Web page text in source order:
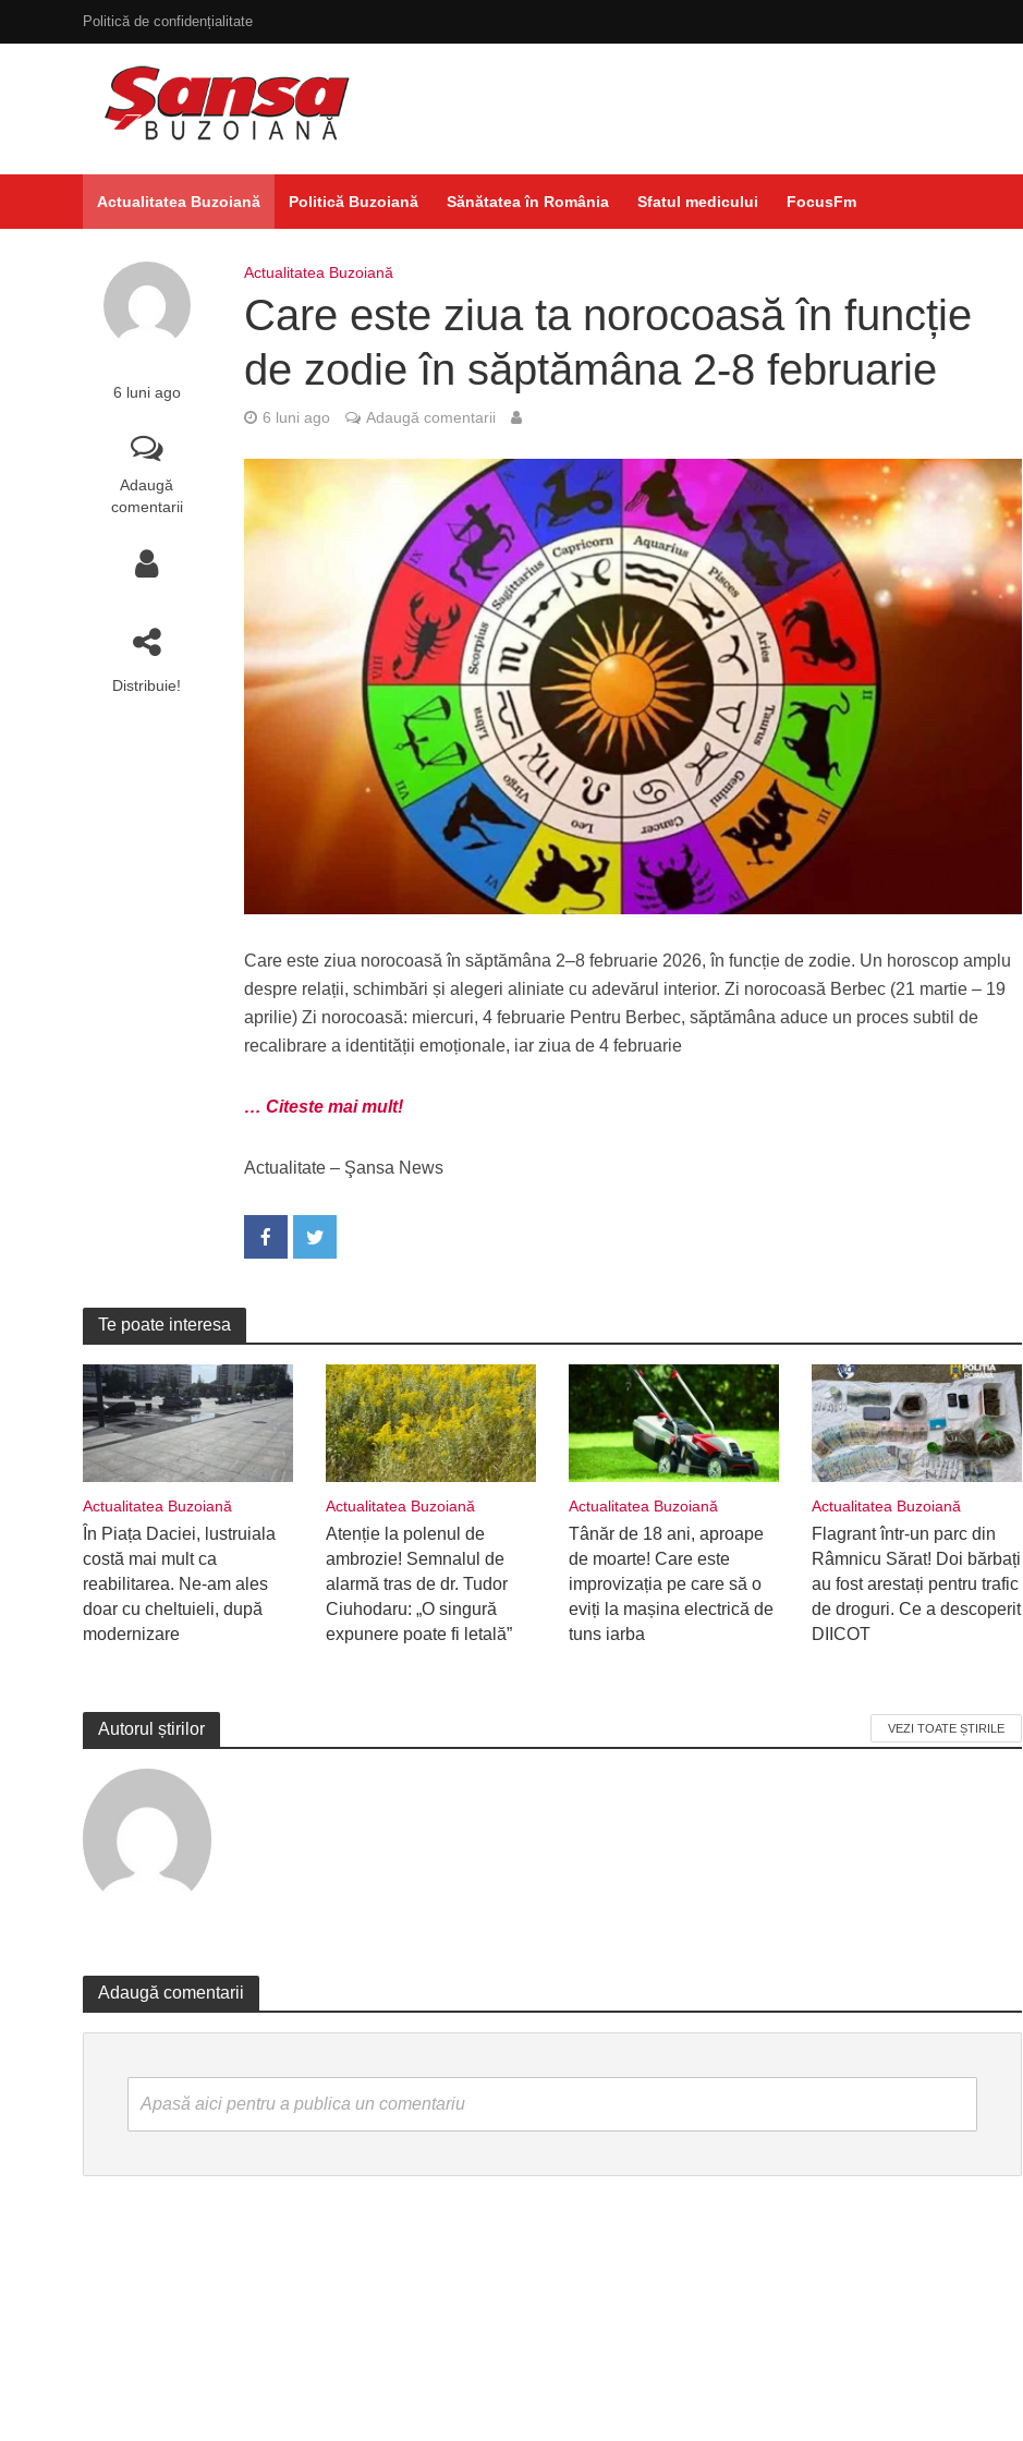
Politică de confidențialitate
Actualitatea Buzoiană Politică Buzoiană Sănătatea în România Sfatul medicului FocusFm
6 luni ago
Adaugă
comentarii
Distribuie!
Actualitatea Buzoiană
Care este ziua ta norocoasă în funcție
de zodie în săptămâna 2-8 februarie
6 luni ago Adaugă comentarii
Care este ziua norocoasă în săptămâna 2–8 februarie 2026, în funcție de zodie. Un horoscop amplu
despre relații, schimbări și alegeri aliniate cu adevărul interior. Zi norocoasă Berbec (21 martie – 19
aprilie) Zi norocoasă: miercuri, 4 februarie Pentru Berbec, săptămâna aduce un proces subtil de
recalibrare a identității emoționale, iar ziua de 4 februarie
… Citeste mai mult!
Actualitate – Şansa News
Te poate interesa
Actualitatea Buzoiană
În Piața Daciei, lustruiala
costă mai mult ca
reabilitarea. Ne-am ales
doar cu cheltuieli, după
modernizare
Actualitatea Buzoiană
Atenție la polenul de
ambrozie! Semnalul de
alarmă tras de dr. Tudor
Ciuhodaru: „O singură
expunere poate fi letală”
Actualitatea Buzoiană
Tânăr de 18 ani, aproape
de moarte! Care este
improvizația pe care să o
eviți la mașina electrică de
tuns iarba
Actualitatea Buzoiană
Flagrant într-un parc din
Râmnicu Sărat! Doi bărbați
au fost arestați pentru trafic
de droguri. Ce a descoperit
DIICOT
Autorul știrilor VEZI TOATE ȘTIRILE
Adaugă comentarii
Apasă aici pentru a publica un comentariu